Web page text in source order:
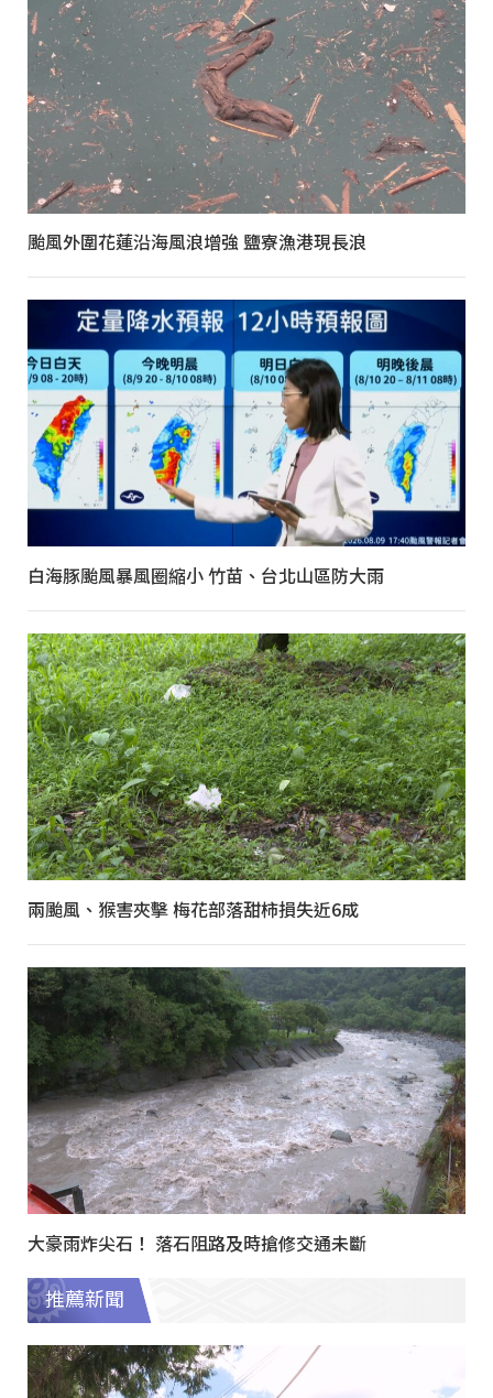
颱風外圍花蓮沿海風浪增強 鹽寮漁港現長浪
白海豚颱風暴風圈縮小 竹苗、台北山區防大雨
兩颱風、猴害夾擊 梅花部落甜柿損失近6成
大豪雨炸尖石！ 落石阻路及時搶修交通未斷
推薦新聞